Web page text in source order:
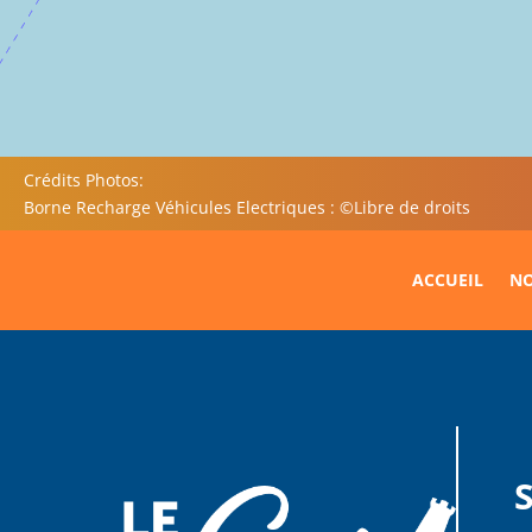
Crédits Photos:
Borne Recharge Véhicules Electriques : ©Libre de droits
ACCUEIL